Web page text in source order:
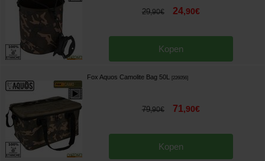
29,90€ 24,90€
Kopen
Fox Aquos Camolite Bag 50L [226056]
79,90€ 71,90€
Kopen